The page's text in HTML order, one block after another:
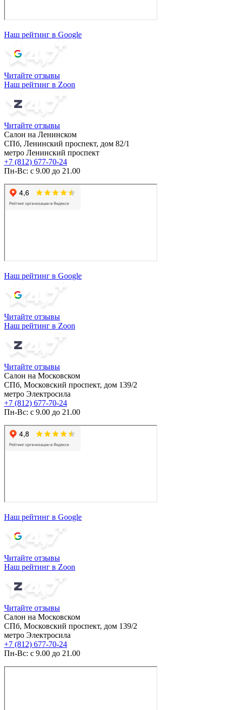
Наш рейтинг в Google
Читайте отзывы
Наш рейтинг в Zoon
Читайте отзывы
Салон на Ленинском
СПб, Ленинский проспект, дом 82/1
метро Ленинский проспект
+7 (812) 677-70-24
Пн-Вс: с 9.00 до 21.00
Наш рейтинг в Google
Читайте отзывы
Наш рейтинг в Zoon
Читайте отзывы
Салон на Московском
СПб, Московский проспект, дом 139/2
метро Электросила
+7 (812) 677-70-24
Пн-Вс: с 9.00 до 21.00
Наш рейтинг в Google
Читайте отзывы
Наш рейтинг в Zoon
Читайте отзывы
Салон на Московском
СПб, Московский проспект, дом 139/2
метро Электросила
+7 (812) 677-70-24
Пн-Вс: с 9.00 до 21.00